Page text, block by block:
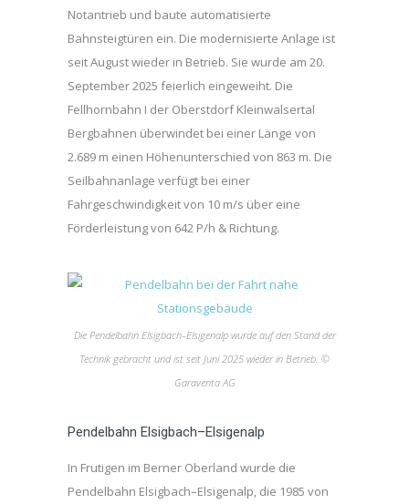
Notantrieb und baute automatisierte
Bahnsteigtüren ein. Die modernisierte Anlage ist
seit August wieder in Betrieb. Sie wurde am 20.
September 2025 feierlich eingeweiht. Die
Fellhornbahn I der Oberstdorf Kleinwalsertal
Bergbahnen überwindet bei einer Länge von
2.689 m einen Höhenunterschied von 863 m. Die
Seilbahnanlage verfügt bei einer
Fahrgeschwindigkeit von 10 m/s über eine
Förderleistung von 642 P/h & Richtung.
Die Pendelbahn Elsigbach–Elsigenalp wurde auf den Stand der
Technik gebracht und ist seit Juni 2025 wieder in Betrieb. ©
Garaventa AG
Pendelbahn Elsigbach–Elsigenalp
In Frutigen im Berner Oberland wurde die
Pendelbahn Elsigbach–Elsigenalp, die 1985 von